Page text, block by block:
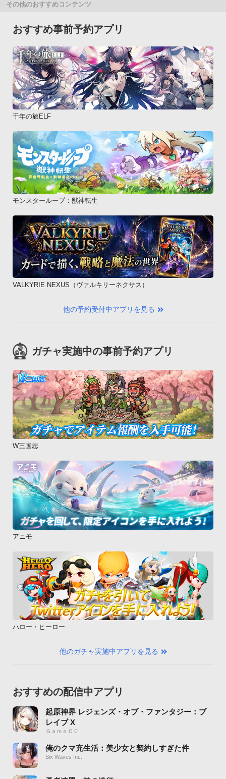
その他のおすすめコンテンツ
おすすめ事前予約アプリ
千年の旅ELF
モンスターループ：獣神転生
VALKYRIE NEXUS（ヴァルキリーネクサス）
他の予約受付中アプリを見る
ガチャ実施中の事前予約アプリ
W三国志
アニモ
ハロー・ヒーロー
他のガチャ実施中アプリを見る
おすすめの配信中アプリ
起原神界 レジェンズ・オブ・ファンタジー：ブ
レイブ X
ＧａｍｅＣＣ
俺のクマ充生活：美少女と契約しすぎた件
Six Waves Inc.